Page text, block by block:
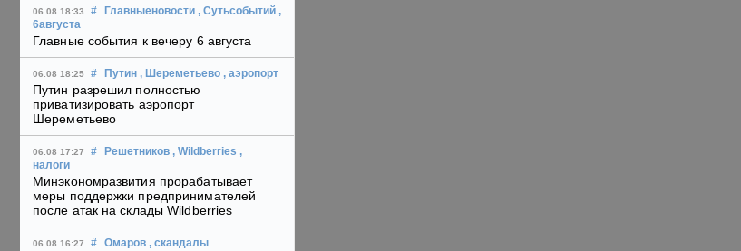
06.08 18:33 # Главныеновости , Сутьсобытий ,
6августа
Главные события к вечеру 6 августа
06.08 18:25 # Путин , Шереметьево , аэропорт
Путин разрешил полностью
приватизировать аэропорт
Шереметьево
06.08 17:27 # Решетников , Wildberries ,
налоги
Минэкономразвития прорабатывает
меры поддержки предпринимателей
после атак на склады Wildberries
06.08 16:27 # Омаров , скандалы